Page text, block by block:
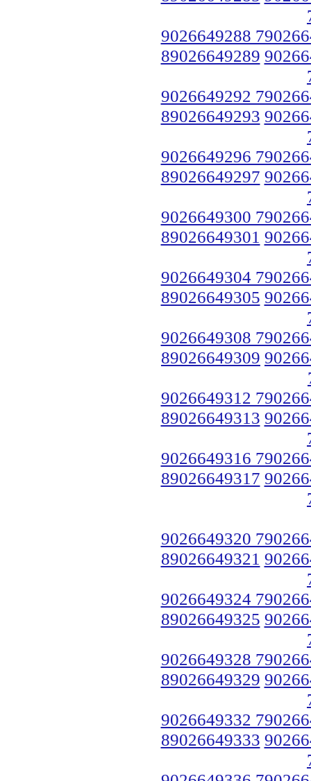
9026649288
89026649289
9026649292
89026649293
9026649296
89026649297
9026649300
89026649301
9026649304
89026649305
9026649308
89026649309
9026649312
89026649313
9026649316
89026649317
9026649320
89026649321
9026649324
89026649325
9026649328
89026649329
9026649332
89026649333